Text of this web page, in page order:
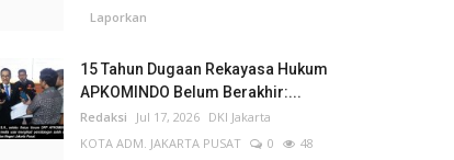
Laporkan
15 Tahun Dugaan Rekayasa Hukum
APKOMINDO Belum Berakhir:...
Redaksi Jul 17, 2026 DKI Jakarta
KOTA ADM. JAKARTA PUSAT
0
48